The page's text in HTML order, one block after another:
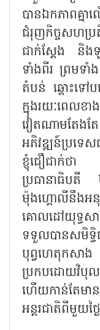
បានឯកភាពគ្ន
ជំរុញកិច្ចសហប្រ
ជាក់ស្ដែង និង
ទាំងពីរ ព្រមទាំ
តំបន់ ឆ្ពោះទៅបង្
ក្នុងរយៈពេលខ
វៀតណាមតែងត
អភិវឌ្ឍន៍ប្រទេ
ខ្ញុំជឿជាក់ថ
ប្រធានាធិប
ម៉ុងហ្គោលីនឹងអ
គោលដៅយុទ្ធសា
ទទួលបានសមិទ្ធិ
បុព្វហេតុកស
ប្រកបដោយវិបុ
ហើយកាន់តែមា
អន្តរជាតិពីមួយថ្